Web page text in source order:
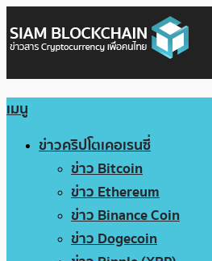
เมนู
ข่าวคริปโตเคอเรนซี่
ข่าว Bitcoin
ข่าว Ethereum
ข่าว Binance Coin
ข่าว Dogecoin